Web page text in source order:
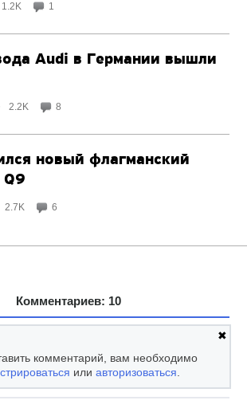
1.2K 1
Audi в Германии вышли
2.2K 8
новый флагманский
Q9
2.7K 6
Комментариев: 10
✖
комментарий, вам необходимо
илиавторизоваться